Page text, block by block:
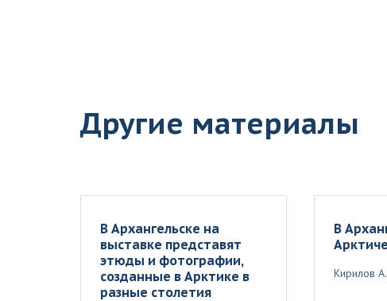
Другие материалы
В Архангельске на
выставке представят
этюды и фотографии,
созданные в Арктике в
разные столетия
В
Кирилов